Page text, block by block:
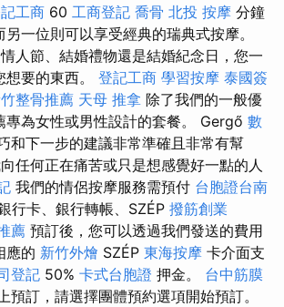
工商 60 工商登記 喬骨 北投 按摩 分鐘
一位則可以享受經典的瑞典式按摩。
人節、結婚禮物還是結婚紀念日，您一
要的東西。 登記工商 學習按摩 泰國簽
整骨推薦 天母 推拿 除了我們的一般優
專為女性或男性設計的套餐。 Gergő 數
和下一步的建議非常準確且非常有幫
任何正在痛苦或只是想感覺好一點的人
我們的情侶按摩服務需預付 台胞證台南
行卡、銀行轉帳、SZÉP 撥筋創業
薦 預訂後，您可以透過我們發送的費用
應的 新竹外燴 SZÉP 東海按摩 卡介面支
登記 50% 卡式台胞證 押金。 台中筋膜
預訂，請選擇團體預約選項開始預訂。